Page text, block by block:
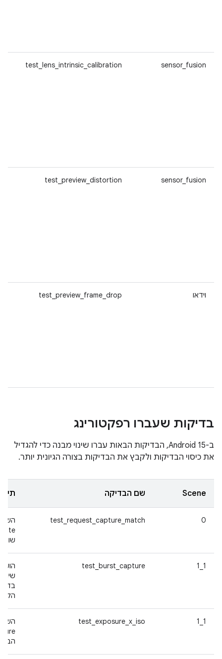
sensor_fusion
test_lens_intrinsic_calibration
sensor_fusion
test_preview_distortion
וידאו test_preview_frame_drop
בדיקות שעברו רפקטורינג
ב-Android 15, הבדיקות הבאות עברו שינוי מבנה כדי להגדיל
את כיסוי הבדיקות ולקבץ את הבדיקות בצורה הגיונית יותר.
Scene שם הבדיקה
0
test_request_capture_match השם
1_1
test_burst_capture
1_1
test_exposure_x_iso השם